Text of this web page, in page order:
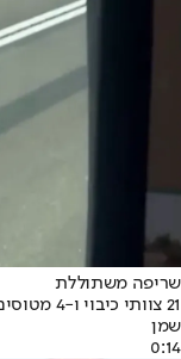
שריפה משתוללת
21
שמן
0:14